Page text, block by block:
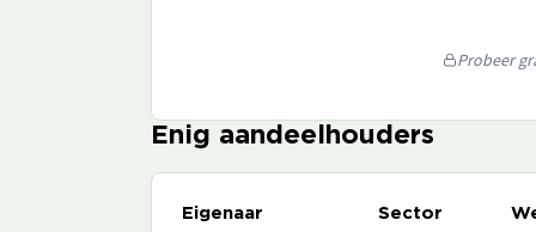
Probeer
Enig aandeelhouders
Eigenaar Sector